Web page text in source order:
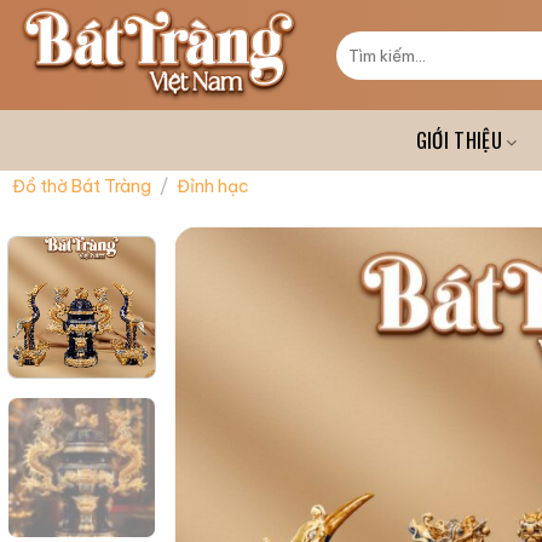
Skip
content
Tìm
kiếm:
GIỚI THIỆU
Đồ thờ Bát Tràng / Đỉnh hạc